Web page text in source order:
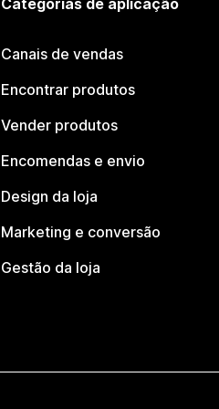
Categorias de aplicação
Canais de vendas
Encontrar produtos
Vender produtos
Encomendas e envio
Design da loja
Marketing e conversão
Gestão da loja